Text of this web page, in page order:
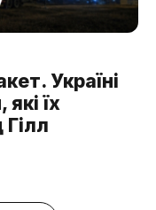
Україні
їх